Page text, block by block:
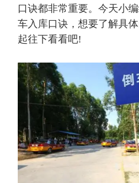
口诀都非常重要。今天小
车入库口诀，想要了解具
起往下看看吧!